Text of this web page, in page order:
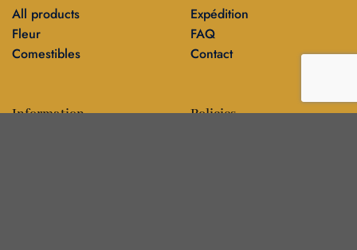
All products
Fleur
Comestibles
Expédition
FAQ
Contact
Information Policies